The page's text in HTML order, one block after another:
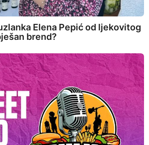
Elena Pepić od ljekovitog
brend?